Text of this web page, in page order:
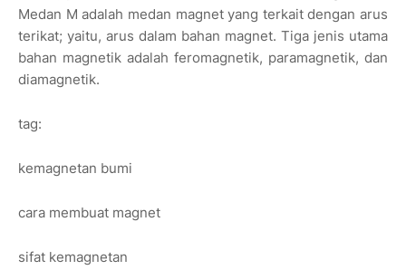
Medan M adalah medan magnet yang terkait dengan arus
terikat; yaitu, arus dalam bahan magnet. Tiga jenis utama
bahan magnetik adalah feromagnetik, paramagnetik, dan
diamagnetik.
tag:
kemagnetan bumi
cara membuat magnet
sifat kemagnetan